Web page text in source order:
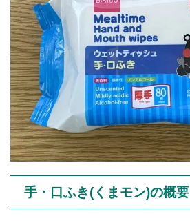
手・口ふき(くまモン)の概要